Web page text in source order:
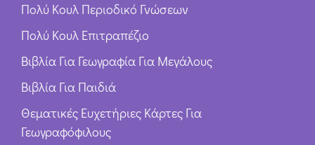
Πολύ Κουλ Περιοδικό Γνώσεων
Πολύ Κουλ Επιτραπέζιο
Βιβλία Για Γεωγραφία Για Μεγάλους
Βιβλία Για Παιδιά
Θεματικές Ευχετήριες Κάρτες Για
Γεωγραφόφιλους